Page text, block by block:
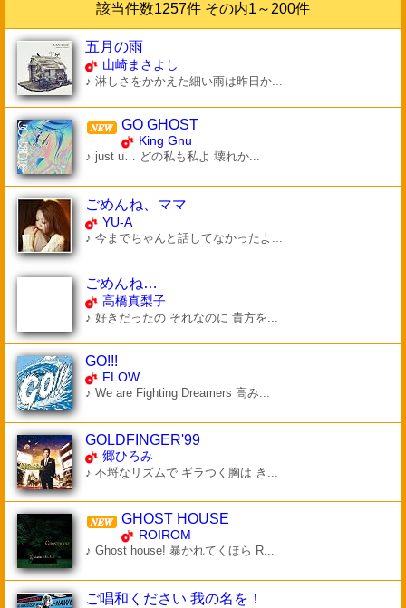
該当件数1257件 その内1～200件
五月の雨
山崎まさよし
♪ 淋しさをかかえた細い雨は昨日か...
GO GHOST
King Gnu
♪ just u… どの私も私よ 壊れか...
ごめんね、ママ
YU-A
♪ 今までちゃんと話してなかったよ...
ごめんね…
高橋真梨子
♪ 好きだったの それなのに 貴方を...
GO!!!
FLOW
♪ We are Fighting Dreamers 高み...
GOLDFINGER'99
郷ひろみ
♪ 不埒なリズムで ギラつく胸は き...
GHOST HOUSE
ROIROM
♪ Ghost house! 暴かれてくほら R...
ご唱和ください 我の名を！